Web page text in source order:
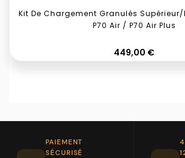
Kit De Chargement Granulés
P70 Air / P70 Air Plus
449,00 €Prix
PAIEMENT
SÉCURISÉ